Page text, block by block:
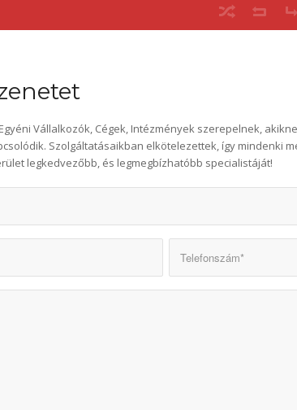
Vállalkozók, Cégek, Intézmények szerepelnek,
Szolgáltatásaikban elkötelezettek, így mindenki
legkedvezőbb, és legmegbízhatóbb specialistáját!